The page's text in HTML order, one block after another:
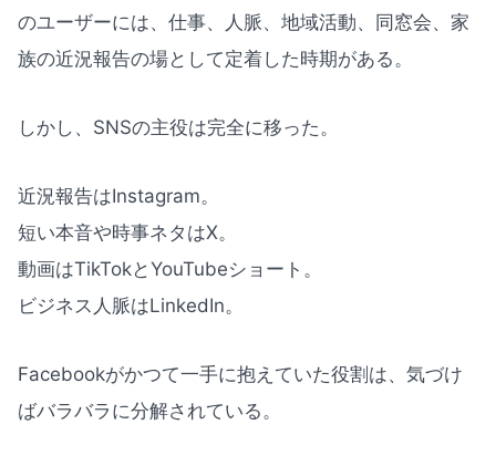
のユーザーには、仕事、人脈、地域活動、同窓会、家
族の近況報告の場として定着した時期がある。
しかし、SNSの主役は完全に移った。
近況報告はInstagram。
短い本音や時事ネタはX。
動画はTikTokとYouTubeショート。
ビジネス人脈はLinkedIn。
Facebookがかつて一手に抱えていた役割は、気づけ
ばバラバラに分解されている。